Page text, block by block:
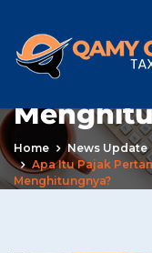
Home
News Update
Apa Itu Pajak
Menghitungnya?